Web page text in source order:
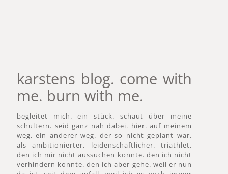
karstens blog. come with
me. burn with me.
begleitet mich. ein stück. schaut über meine
schultern. seid ganz nah dabei. hier. auf meinem
weg. ein anderer weg. der so nicht geplant war.
als ambitionierter. leidenschaftlicher. triathlet.
den ich mir nicht aussuchen konnte. den ich nicht
verhindern konnte. den ich aber gehe. weil er nun